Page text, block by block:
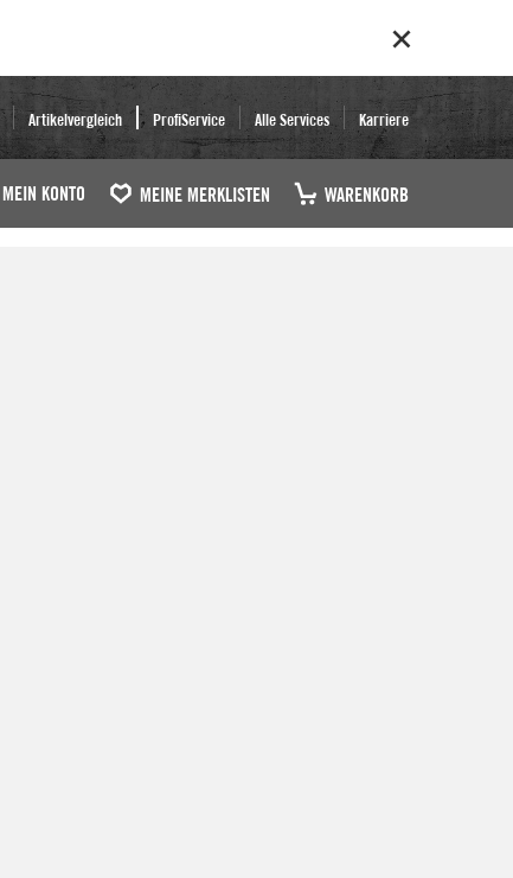
Artikelvergleich ProfiService Alle Services Karriere
MEIN KONTO MEINE MERKLISTEN WARENKORB